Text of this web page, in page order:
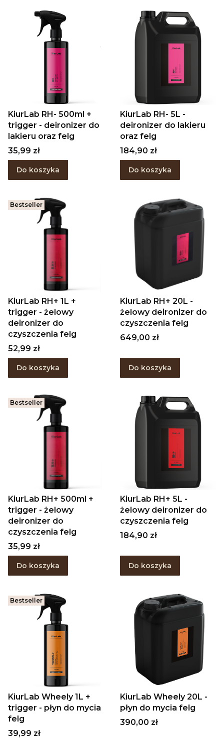
KiurLab RH- 500ml +
trigger - deironizer do
lakieru oraz felg
Cena
35,99 zł
Do koszyka
KiurLab RH- 5L -
deironizer do lakieru
oraz felg
Cena
184,90 zł
Do koszyka
Bestseller
KiurLab RH+ 1L +
trigger - żelowy
deironizer do
czyszczenia felg
Cena
52,99 zł
Do koszyka
KiurLab RH+ 20L -
żelowy deironizer do
czyszczenia felg
Cena
649,00 zł
Do koszyka
Bestseller
KiurLab RH+ 500ml +
trigger - żelowy
deironizer do
czyszczenia felg
Cena
35,99 zł
Do koszyka
KiurLab RH+ 5L -
żelowy deironizer do
czyszczenia felg
Cena
184,90 zł
Do koszyka
Bestseller
KiurLab Wheely 1L +
trigger - płyn do mycia
felg
Cena
39,99 zł
KiurLab Wheely 20L -
płyn do mycia felg
Cena
390,00 zł